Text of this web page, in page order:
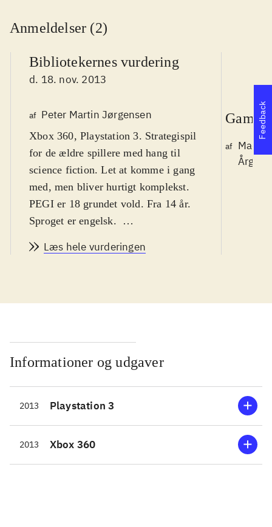
Anmeldelser (2)
Bibliotekernes vurdering
d. 18. nov. 2013
af Peter Martin Jørgensen
Xbox 360, Playstation 3. Strategispil
for de ældre spillere med hang til
science fiction. Let at komme i gang
med, men bliver hurtigt komplekst.
PEGI er 18 grundet vold. Fra 14 år.
Sproget er engelsk.
har vi en udvidelse til XCOM -
våben og teknologier. Som
skal man tage de beslutninger der
skal til, for at standse en invasion af
rumvæsener, der vil overtage jorden.
Spillet er todelt; dels skal man
navigere sine soldater rundt i
områder, hvor rumvæsener lurer, og
dels skal man beslutte hvilke
Læs hele vurderingen
af Mads
Årg.
Informationer og udgaver
2013 Playstation 3
2013 Xbox 360
Feedback